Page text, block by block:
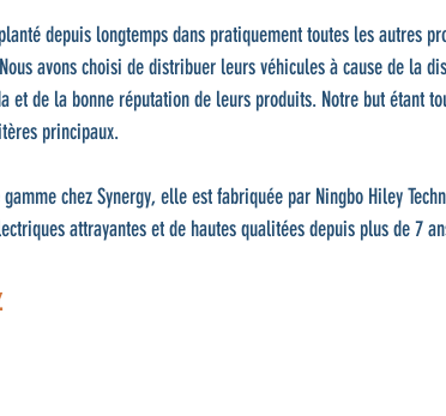
depuis longtemps dans pratiquement toutes les autres
avons choisi de distribuer leurs véhicules à cause de la
et de la bonne réputation de leurs produits. Notre but étant
principaux.
chez Synergy, elle est fabriquée par Ningbo Hiley
attrayantes et de hautes qualitées depuis plus de 7